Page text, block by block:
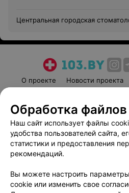
Центральная городская
О проекте Новости проекта
Пользовательское
Вакансии
Написать
Обработка
Обработка
Наш сайт использует файлы
удобства пользователей сайта,
статистики и предоставления
рекомендаций.
Вы можете настроить
cookie или изменить свое